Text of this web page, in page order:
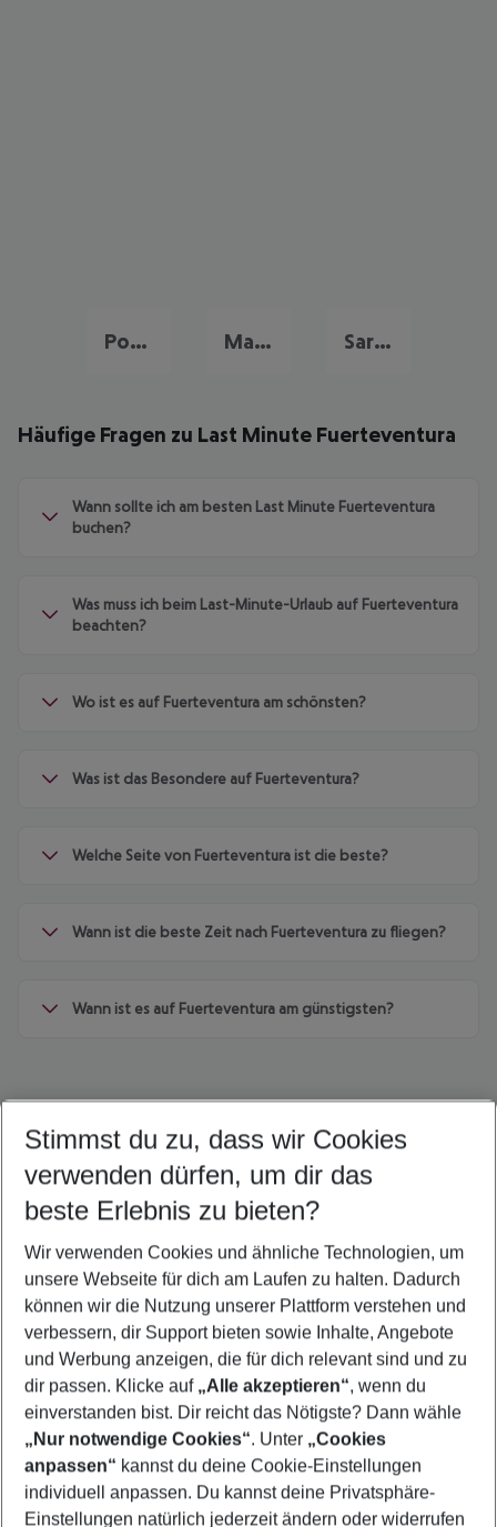
Portugal Urlaub Malta Last Minute Sardinien Last Minute
Häufige Fragen zu Last Minute Fuerteventura
Wann sollte ich am besten Last Minute Fuerteventura
buchen?
Was muss ich beim Last-Minute-Urlaub auf Fuerteventura
beachten?
Wo ist es auf Fuerteventura am schönsten?
Was ist das Besondere auf Fuerteventura?
Welche Seite von Fuerteventura ist die beste?
Wann ist die beste Zeit nach Fuerteventura zu fliegen?
Wann ist es auf Fuerteventura am günstigsten?
Quicklinks
Frübucher Angebote Costa Calma für 2026
Flug & Hotel Costa Calma
Familienurlaub Costa Calma
Pauschalreisen Costa Calma
Urlaub Costa Calma
Footer
Footer navigation
Über uns
Stimmst du zu, dass wir Cookies
verwenden dürfen, um dir das
beste Erlebnis zu bieten?
Wir verwenden Cookies und ähnliche Technologien, um
unsere Webseite für dich am Laufen zu halten. Dadurch
können wir die Nutzung unserer Plattform verstehen und
verbessern, dir Support bieten sowie Inhalte, Angebote
und Werbung anzeigen, die für dich relevant sind und zu
dir passen. Klicke auf „Alle akzeptieren“, wenn du
einverstanden bist. Dir reicht das Nötigste? Dann wähle
„Nur notwendige Cookies“. Unter „Cookies
anpassen“ kannst du deine Cookie-Einstellungen
individuell anpassen. Du kannst deine Privatsphäre-
Einstellungen natürlich jederzeit ändern oder widerrufen